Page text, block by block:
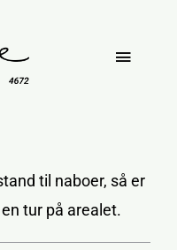
Toggle
til naboer, så er
tur på arealet.